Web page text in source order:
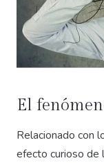
El
Relacionado con
efecto curioso de